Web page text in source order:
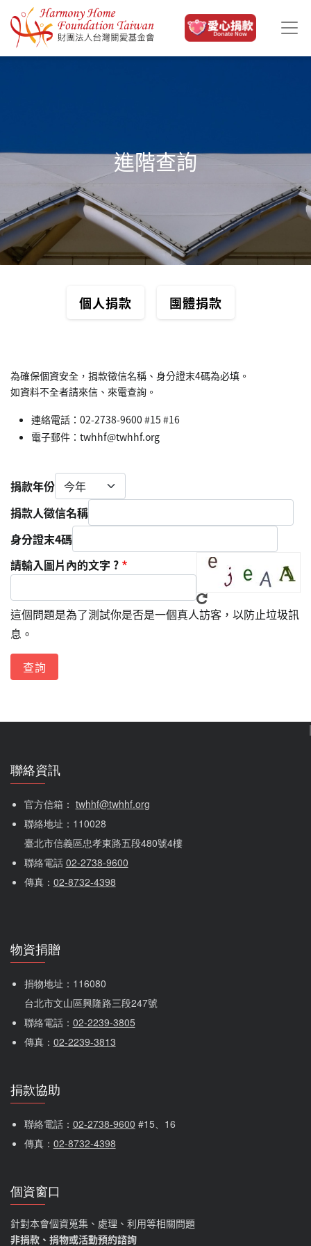
移至主內容
進階查詢
個人捐款 團體捐款
為確保個資安全，捐款徵信名稱、身分證末4碼為必填。
如資料不全者請來信、來電查詢。
連絡電話：02-2738-9600 #15 #16
電子郵件：twhhf@twhhf.org
捐款年份
捐款人徵信名稱
身分證末4碼
請輸入圖片內的文字 ?
這個問題是為了測試你是否是一個真人訪客，以防止垃圾訊
息。
聯絡資訊
官方信箱： twhhf@twhhf.org
聯絡地址：110028
臺北市信義區忠孝東路五段480號4樓
聯絡電話 02-2738-9600
傳真： 02-8732-4398
物資捐贈
捐物地址：116080
台北市文山區興隆路三段247號
聯絡電話： 02-2239-3805
傳真： 02-2239-3813
捐款協助
聯絡電話： 02-2738-9600 #15、16
傳真： 02-8732-4398
個資窗口
針對本會個資蒐集、處理、利用等相關問題
非捐款、捐物或活動預約諮詢